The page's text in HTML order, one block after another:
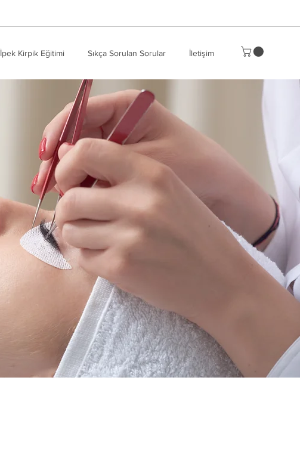
İpek Kirpik Eğitimi Sıkça Sorulan Sorular İletişim